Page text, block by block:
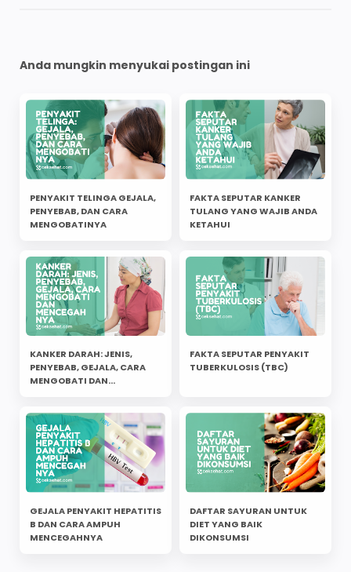
Anda mungkin menyukai postingan ini
PENYAKIT TELINGA GEJALA,
PENYEBAB, DAN CARA
MENGOBATINYA
FAKTA SEPUTAR KANKER
TULANG YANG WAJIB ANDA
KETAHUI
KANKER DARAH: JENIS,
PENYEBAB, GEJALA, CARA
MENGOBATI DAN
FAKTA SEPUTAR PENYAKIT
TUBERKULOSIS (TBC)
GEJALA PENYAKIT HEPATITIS
B DAN CARA AMPUH
MENCEGAHNYA
DAFTAR SAYURAN UNTUK
DIET YANG BAIK
DIKONSUMSI